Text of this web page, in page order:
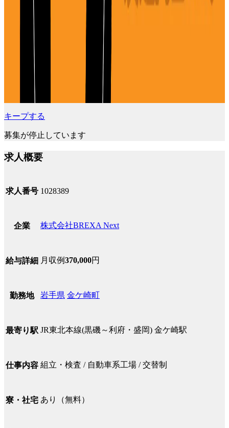
キープする
募集が停止しています
求人概要
求人番号 1028389
企業 株式会社BREXA Next
給与詳細 月収例370,000円
勤務地 岩手県 金ケ崎町
最寄り駅 JR東北本線(黒磯～利府・盛岡) 金ケ崎駅
仕事内容 組立・検査 / 自動車系工場 / 交替制
寮・社宅 あり（無料）